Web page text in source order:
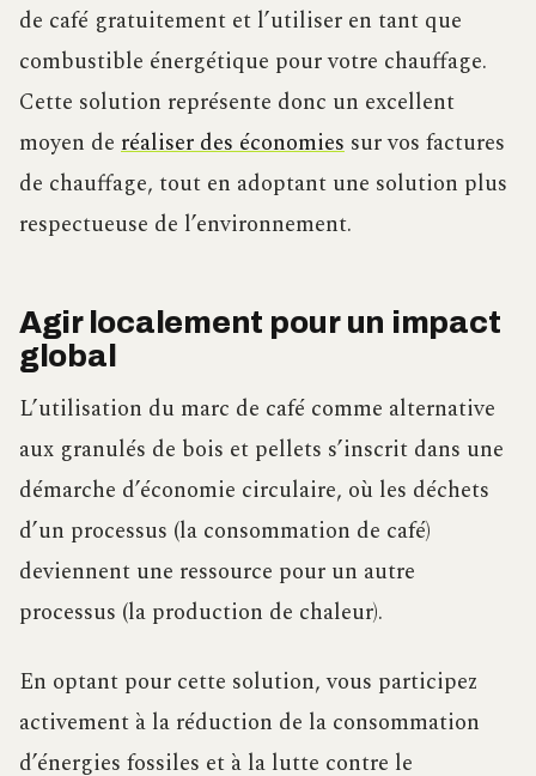
de café gratuitement et l’utiliser en tant que
combustible énergétique pour votre chauffage.
Cette solution représente donc un excellent
moyen de réaliser des économies sur vos factures
de chauffage, tout en adoptant une solution plus
respectueuse de l’environnement.
Agir localement pour un impact
global
L’utilisation du marc de café comme alternative
aux granulés de bois et pellets s’inscrit dans une
démarche d’économie circulaire, où les déchets
d’un processus (la consommation de café)
deviennent une ressource pour un autre
processus (la production de chaleur).
En optant pour cette solution, vous participez
activement à la réduction de la consommation
d’énergies fossiles et à la lutte contre le